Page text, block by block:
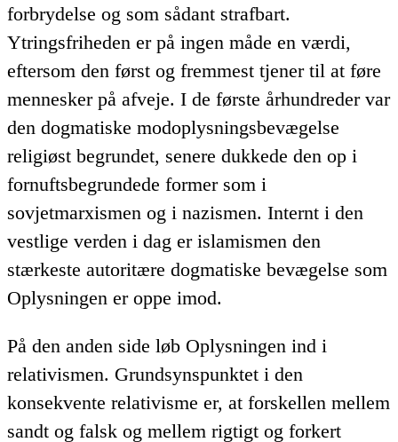
forbrydelse og som sådant strafbart.
Ytringsfriheden er på ingen måde en værdi,
eftersom den først og fremmest tjener til at føre
mennesker på afveje. I de første århundreder var
den dogmatiske modoplysningsbevægelse
religiøst begrundet, senere dukkede den op i
fornuftsbegrundede former som i
sovjetmarxismen og i nazismen. Internt i den
vestlige verden i dag er islamismen den
stærkeste autoritære dogmatiske bevægelse som
Oplysningen er oppe imod.
På den anden side løb Oplysningen ind i
relativismen. Grundsynspunktet i den
konsekvente relativisme er, at forskellen mellem
sandt og falsk og mellem rigtigt og forkert